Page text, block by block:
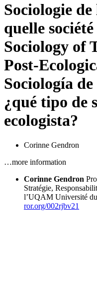
Sociologie
quelle
Sociology of
Post-
Sociología
¿qué tipo de
ecologista?
Corinne Gendron
…more information
Corinne Gendron
Stratégie,
l’UQAM Université
ror.org/002rjbv21